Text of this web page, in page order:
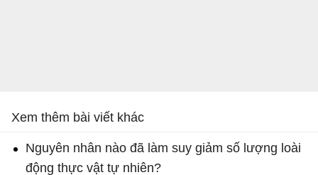
Xem thêm bài viết khác
Nguyên nhân nào đã làm suy giảm số lượng loài
động thực vật tự nhiên?